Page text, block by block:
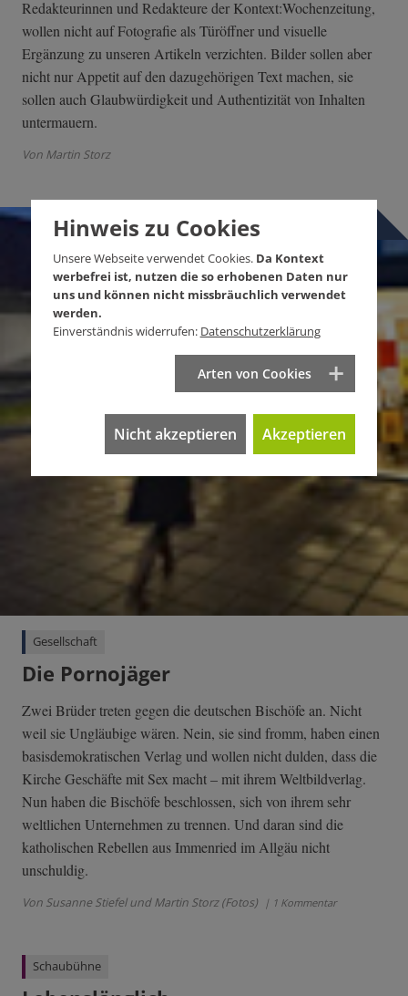
Redakteurinnen und Redakteure der Kontext:Wochenzeitung,
wollen nicht auf Fotografie als Türöffner und visuelle
Ergänzung zu unseren Artikeln verzichten. Bilder sollen aber
nicht nur Appetit auf den dazugehörigen Text machen, sie
sollen auch Glaubwürdigkeit und Authentizität von Inhalten
untermauern.
Von Martin Storz
Gesellschaft
Die Pornojäger
Zwei Brüder treten gegen die deutschen Bischöfe an. Nicht
weil sie Ungläubige wären. Nein, sie sind fromm, haben einen
basisdemokratischen Verlag und wollen nicht dulden, dass die
Kirche Geschäfte mit Sex macht – mit ihrem Weltbildverlag.
Nun haben die Bischöfe beschlossen, sich von ihrem sehr
weltlichen Unternehmen zu trennen. Und daran sind die
katholischen Rebellen aus Immenried im Allgäu nicht
unschuldig.
Von Susanne Stiefel und Martin Storz (Fotos) | 1 Kommentar
Schaubühne
Hinweis zu Cookies
Unsere Webseite verwendet Cookies. Da Kontext
werbefrei ist, nutzen die so erhobenen Daten nur
uns und können nicht missbräuchlich verwendet
werden.
Einverständnis widerrufen: Datenschutzerklärung
Arten von Cookies
Nicht akzeptieren Akzeptieren